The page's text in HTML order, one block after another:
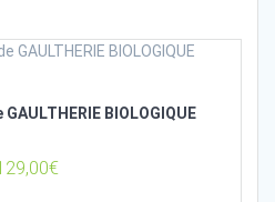
BIOLOGIQUE
€